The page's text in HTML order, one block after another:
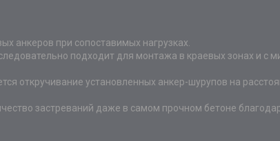
анкеров при сопоставимых нагрузках.
подходит для монтажа в краевых зонах и с
откручивание установленных анкер-шурупов на
застреваний даже в самом прочном бетоне